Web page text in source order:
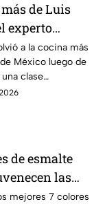
de Luis
experto
que fue
a la batalla por
MasterChef
a la cocina más
México luego de
clase
a Ixdit
de esmalte
las
instante y
mejores 7 colores